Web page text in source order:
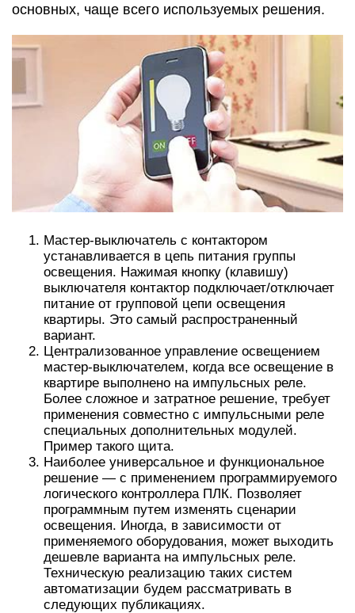
основных, чаще всего используемых решения.
Мастер-выключатель с контактором
устанавливается в цепь питания группы
освещения. Нажимая кнопку (клавишу)
выключателя контактор подключает/отключает
питание от групповой цепи освещения
квартиры. Это самый распространенный
вариант.
Централизованное управление освещением
мастер-выключателем, когда все освещение в
квартире выполнено на импульсных реле.
Более сложное и затратное решение, требует
применения совместно с импульсными реле
специальных дополнительных модулей.
Пример такого щита.
Наиболее универсальное и функциональное
решение — с применением программируемого
логического контроллера ПЛК. Позволяет
программным путем изменять сценарии
освещения. Иногда, в зависимости от
применяемого оборудования, может выходить
дешевле варианта на импульсных реле.
Техническую реализацию таких систем
автоматизации будем рассматривать в
следующих публикациях.